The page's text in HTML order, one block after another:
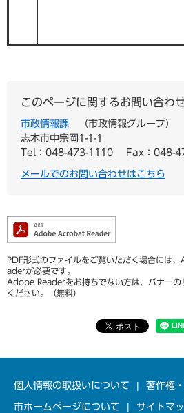
このページに関するお問い合わ
市政情報課
市政情報グループ
志木市中宗岡1-1-1
Tel：048-473-1110
Fax：048-
メールでのお問い合わせはこちら
PDF形式のファイルをご覧いただく場合には
aderが必要です。
Adobe Readerをお持ちでない方は、バナーの
ください。（無料）
個人情報の取扱いについて 著作権
市ホームページについて サイトマ